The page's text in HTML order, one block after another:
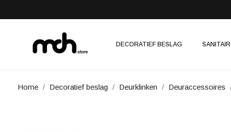
DECORATIEF BESLAG SANITAIR
Home Decoratief beslag Deurklinken Deuraccessoires